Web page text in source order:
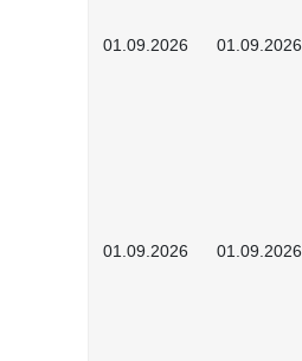
01.09.2026 01.09.2026
01.09.2026 01.09.2026